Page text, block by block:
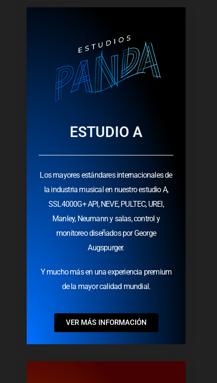
ESTUDIO A
Los mayores estándares internacionales de
la industria musical en nuestro estudio A,
SSL4000G+ API, NEVE, PULTEC, UREI,
Manley, Neumann y salas, control y
monitoreo diseñados por George
Augspurger.
Y mucho más en una experiencia premium
de la mayor calidad mundial.
VER MÁS INFORMACIÓN